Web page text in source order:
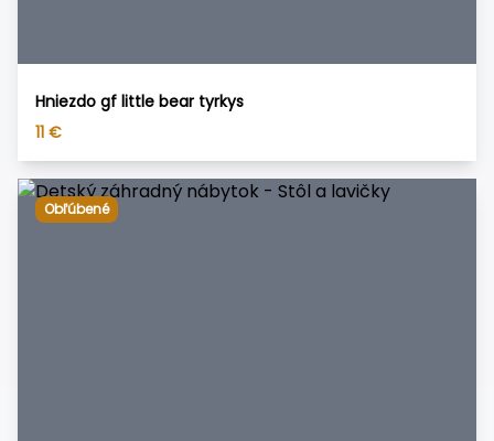
Hniezdo gf little bear tyrkys
11 €
Obľúbené